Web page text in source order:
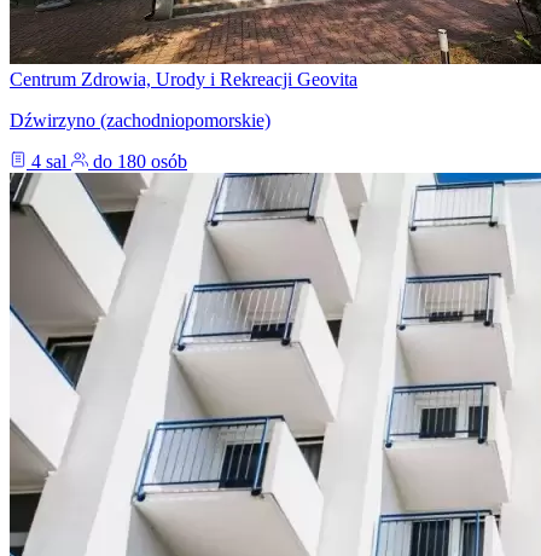
Centrum Zdrowia, Urody i Rekreacji Geovita
Dźwirzyno (zachodniopomorskie)
4 sal
do 180 osób